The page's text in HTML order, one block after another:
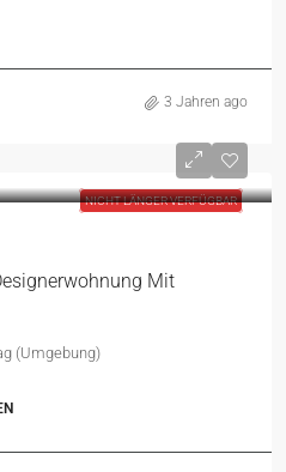
3 Jahren ago
NICHT LÄNGER VERFÜGBAR
Mit
(Umgebung)